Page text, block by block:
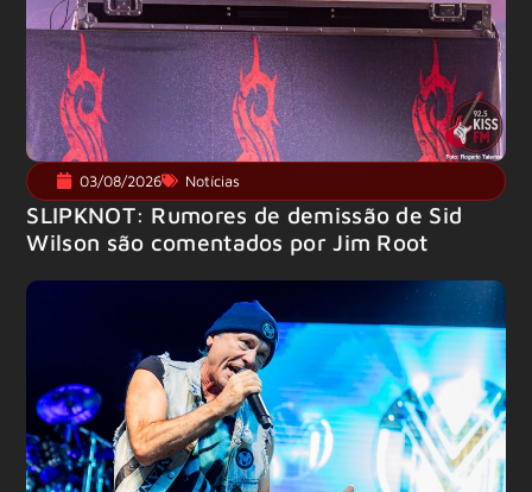
03/08/2026 Notícias
SLIPKNOT: Rumores de demissão de Sid
Wilson são comentados por Jim Root